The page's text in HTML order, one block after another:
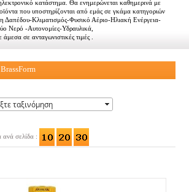
κατάστημα. Θα ενημερώνεται καθημερινά με
που υποστηρίζονται από εμάς σε γκάμα κατηγοριών
Κλιματισμός-Φυσικό Αέριο-Ηλιακή Ενέργεια-
Νερό -Αυτονομίες-Υδραυλικά,
σε ανταγωνιστικές τιμές .
BrassForm
ανά σελίδα :